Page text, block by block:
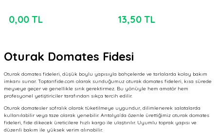
0,00 TL 13,50 TL
Oturak Domates Fidesi
Oturak domates fideleri, düşük boylu yapısıyla bahçelerde ve tarlalarda kolay bakım
imkanı sunar. Toptanfide.com olarak sunduğumuz oturak domates fideleri, kısa sürede
meyveye geçer ve genellikle sırık gerektirmez. Bu yönüyle hem amatör hem
profesyonel yetiştiriciler tarafından sıkça tercih edilir.
Oturak domatesler sofralık olarak tüketilmeye uygundur, dilimlenerek salatalarda
kullanılabilir veya taze olarak yenebilir. Antalya’da özenle ürettiğimiz oturak domates
fideleri, fide dikecek üreticilere hızlı kargo ile ulaştırılır. Uyumlu toprak yapısı ve
düzenli bakım ile yüksek verim alınabilir.